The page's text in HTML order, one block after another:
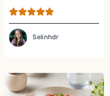
Patates Salatası
Tarifi
Selinhdr